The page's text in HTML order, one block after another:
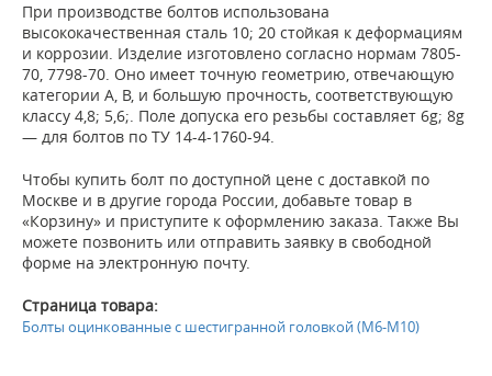
При производстве болтов использована
высококачественная сталь 10; 20 стойкая к деформациям
и коррозии. Изделие изготовлено согласно нормам 7805-
70, 7798-70. Оно имеет точную геометрию, отвечающую
категории А, В, и большую прочность, соответствующую
классу 4,8; 5,6;. Поле допуска его резьбы составляет 6g; 8g
— для болтов по ТУ 14-4-1760-94.
Чтобы купить болт по доступной цене с доставкой по
Москве и в другие города России, добавьте товар в
«Корзину» и приступите к оформлению заказа. Также Вы
можете позвонить или отправить заявку в свободной
форме на электронную почту.
Страница товара:
Болты оцинкованные с шестигранной головкой (М6-М10)